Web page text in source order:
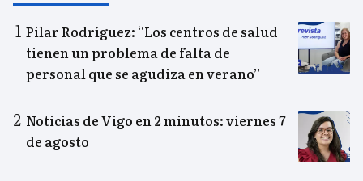
Pilar Rodríguez: “Los centros de salud
tienen un problema de falta de
personal que se agudiza en verano”
Noticias de Vigo en 2 minutos: viernes 7
de agosto